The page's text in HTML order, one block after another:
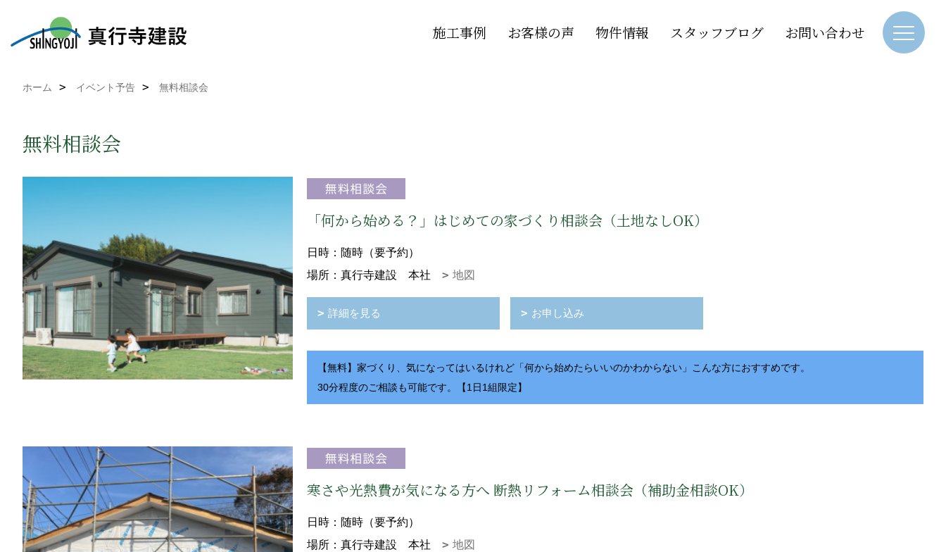
施工事例 お客様の声 物件情報 スタッフブログ お問い合わせ
ホーム イベント予告 無料相談会
無料相談会
「何から始める？」はじめての家づくり相談会（土地なしOK）
日時：随時（要予約）
場所：真行寺建設 本社
地図
詳細を見る お申し込み
【無料】家づくり、気になってはいるけれど「何から始めたらいいのかわからない」こんな方におすすめです。
30分程度のご相談も可能です。【1日1組限定】
寒さや光熱費が気になる方へ 断熱リフォーム相談会（補助金相談OK）
日時：随時（要予約）
場所：真行寺建設 本社
地図